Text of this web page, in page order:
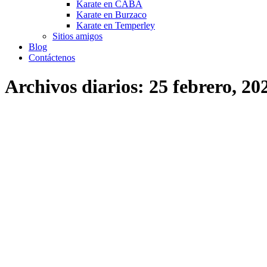
Karate en CABA
Karate en Burzaco
Karate en Temperley
Sitios amigos
Blog
Contáctenos
Archivos diarios: 25 febrero,